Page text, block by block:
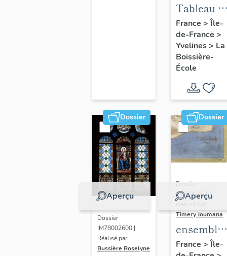
Tableau :
Olympe
Hériot (2)
France > Île-
de-France >
Yvelines> La
Boissière-
École
Dossier
Aperçu
Dossier
IM78002600 |
Réalisé par
Bussière Roselyne
Dossier
Aperçu
Dossier
IM78002639 |
Timery Joumana
ensemble
de cinq
France > Île-